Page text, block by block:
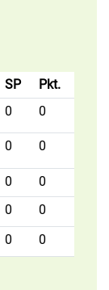
SP
Pkt.
0 0
0 0
0
0
0
0
0 0